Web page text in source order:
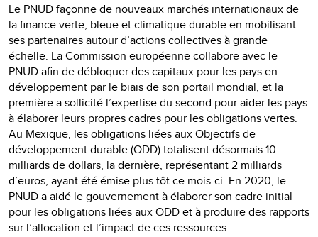
Le PNUD façonne de nouveaux marchés internationaux de
la finance verte, bleue et climatique durable en mobilisant
ses partenaires autour d’actions collectives à grande
échelle. La Commission européenne collabore avec le
PNUD afin de débloquer des capitaux pour les pays en
développement par le biais de son portail mondial, et la
première a sollicité l’expertise du second pour aider les pays
à élaborer leurs propres cadres pour les obligations vertes.
Au Mexique, les obligations liées aux Objectifs de
développement durable (ODD) totalisent désormais 10
milliards de dollars, la dernière, représentant 2 milliards
d’euros, ayant été émise plus tôt ce mois-ci. En 2020, le
PNUD a aidé le gouvernement à élaborer son cadre initial
pour les obligations liées aux ODD et à produire des rapports
sur l’allocation et l’impact de ces ressources.